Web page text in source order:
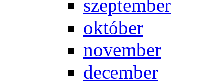
szep­tem­ber
ok­tó­ber
no­vem­ber
de­cem­ber